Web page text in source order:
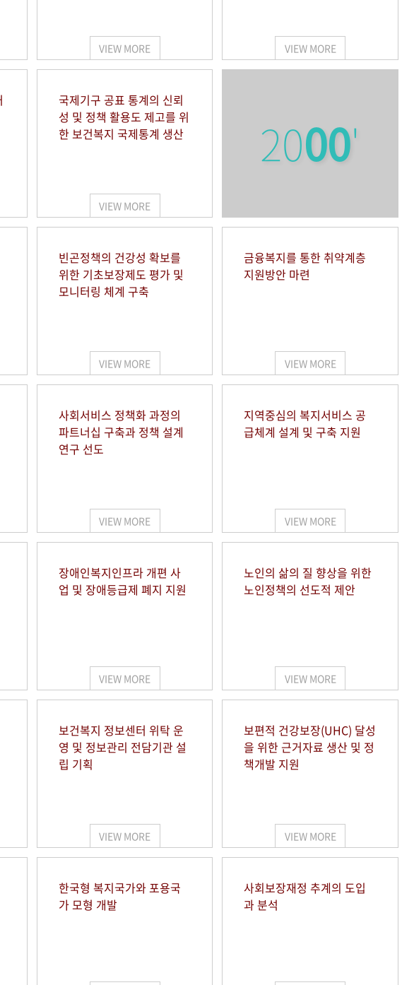
VIEW MORE VIEW MORE
국제기구 공표 통계의 신뢰
성 및 정책 활용도 제고를 위
한 보건복지 국제통계 생산
VIEW MORE
2000'
빈곤정책의 건강성 확보를
위한 기초보장제도 평가 및
모니터링 체계 구축
VIEW MORE
금융복지를 통한 취약계층
지원방안 마련
VIEW MORE
사회서비스 정책화 과정의
파트너십 구축과 정책 설계
연구 선도
VIEW MORE
지역중심의 복지서비스 공
급체계 설계 및 구축 지원
VIEW MORE
장애인복지인프라 개편 사
업 및 장애등급제 폐지 지원
VIEW MORE
노인의 삶의 질 향상을 위한
노인정책의 선도적 제안
VIEW MORE
보건복지 정보센터 위탁 운
영 및 정보관리 전담기관 설
립 기획
VIEW MORE
보편적 건강보장(UHC) 달성
을 위한 근거자료 생산 및 정
책개발 지원
VIEW MORE
한국형 복지국가와 포용국
가 모형 개발
사회보장재정 추계의 도입
과 분석